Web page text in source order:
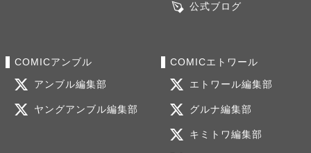
公式ブログ
COMICアンブル
アンブル編集部
ヤングアンブル編集部
COMICエトワール
エトワール編集部
グルナ編集部
キミトワ編集部